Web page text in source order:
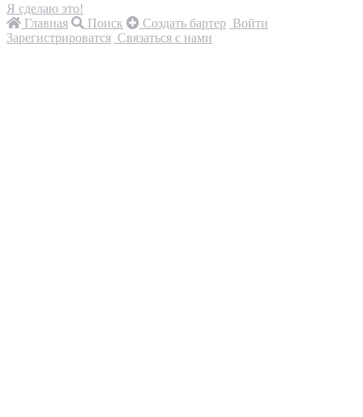
Я сделаю это!
Главная
Поиск Создать бартер Войти
Зарегистрироватся Связаться с нами